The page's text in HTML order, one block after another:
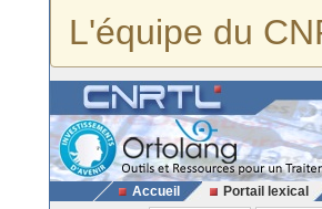
L'équipe du
Accueil Portail lexical